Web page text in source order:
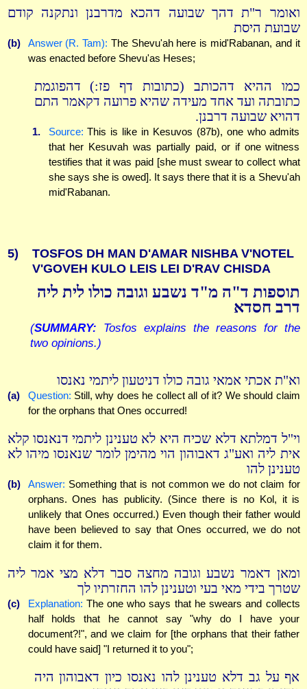
ואומר ר"ת דהך שבועה דהכא מדרבנן ונתקנה קודם
שבועת היסת
(b) Answer (R. Tam): The Shevu'ah here is mid'Rabanan, and it
was enacted before Shevu'as Heses;
כמו ההיא דהכותב (כתובות דף פז:) דהפוגמת
כתובתה ועד אחד מעידה שהיא פרועה דקאמר התם
דהויא שבועה דרבנן.
1. Source: This is like in Kesuvos (87b), one who admits
that her Kesuvah was partially paid, or if one witness
testifies that it was paid [she must swear to collect what
she says she is owed]. It says there that it is a Shevu'ah
mid'Rabanan.
5)
TOSFOS DH MAN D'AMAR NISHBA V'NOTEL
V'GOVEH KULO LEIS LEI D'RAV CHISDA
תוספות ד"ה מ"ד נשבע וגובה כולו לית ליה
דרב חסדא
(SUMMARY: Tosfos explains the reasons for the
two opinions.)
וא"ת אכתי אמאי גובה כולו דניטעון ליתמי נאנסו
(a) Question: Still, why does he collect all of it? We should claim
for the orphans that Ones occurred!
וי"ל דמלתא דלא שכיח היא לא טענינן ליתמי דנאנסו קלא
אית ליה ואע"ג דאבוהון הוי מהימן לומר שנאנסו מיהו לא
טענינן להו
(b) Answer: Something that is not common we do not claim for
orphans. Ones has publicity. (Since there is no Kol, it is
unlikely that Ones occurred.) Even though their father would
have been believed to say that Ones occurred, we do not
claim it for them.
ומאן דאמר נשבע וגובה מחצה סבר דלא מצי אמר ליה
שטרך בידי מאי בעי וטענינן להו החזרתיו לך
(c) Explanation: The one who says that he swears and collects
half holds that he cannot say "why do I have your
document?!", and we claim for [the orphans that their father
could have said] "I returned it to you";
אף על גב דלא טענינן להו נאנסו כיון דאבוהון היה